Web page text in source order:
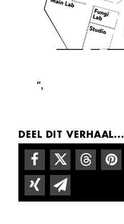
“,
DEEL DIT VERHAAL...